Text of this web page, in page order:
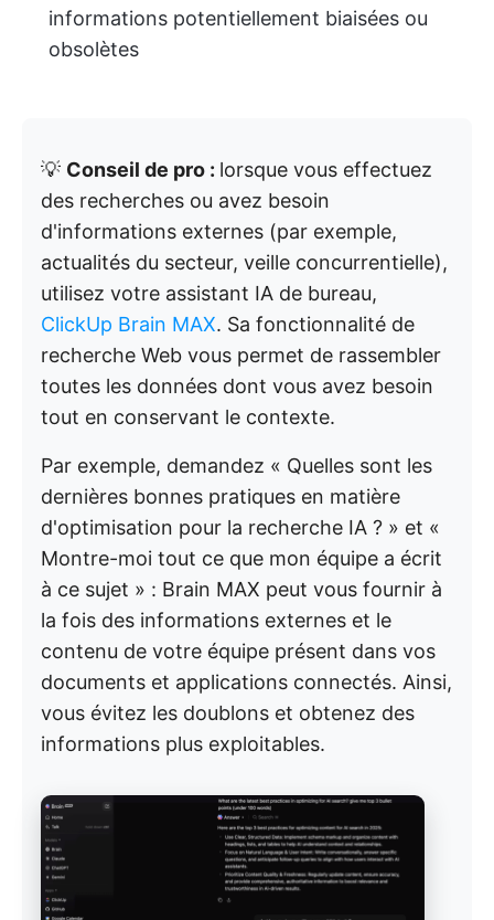
informations potentiellement biaisées ou
obsolètes
💡 Conseil de pro : lorsque vous effectuez
des recherches ou avez besoin
d'informations externes (par exemple,
actualités du secteur, veille concurrentielle),
utilisez votre assistant IA de bureau,
ClickUp Brain MAX. Sa fonctionnalité de
recherche Web vous permet de rassembler
toutes les données dont vous avez besoin
tout en conservant le contexte.
Par exemple, demandez « Quelles sont les
dernières bonnes pratiques en matière
d'optimisation pour la recherche IA ? » et «
Montre-moi tout ce que mon équipe a écrit
à ce sujet » : Brain MAX peut vous fournir à
la fois des informations externes et le
contenu de votre équipe présent dans vos
documents et applications connectés. Ainsi,
vous évitez les doublons et obtenez des
informations plus exploitables.